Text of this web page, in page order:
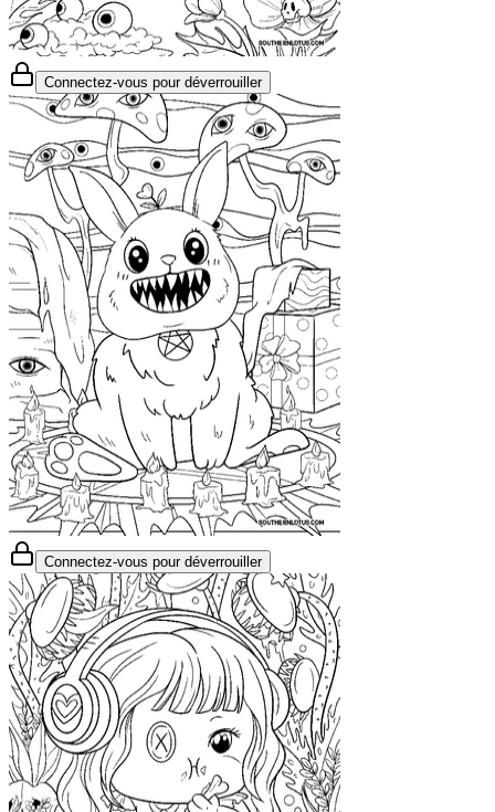
Connectez-vous pour déverrouiller
Connectez-vous pour déverrouiller